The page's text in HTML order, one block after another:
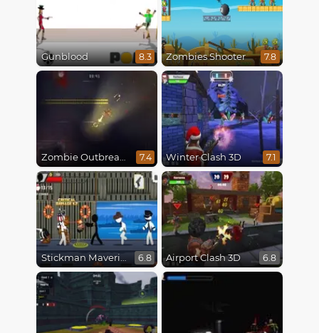
Gunblood 8.3 Zombies Shooter 7.8
Zombie Outbreak Arena 7.4 Winter Clash 3D 7.1
Stickman Maverick: Bad Boys Killer 6.8 Airport Clash 3D 6.8